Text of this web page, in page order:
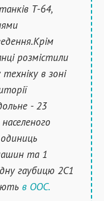
Т-64,
розмістили
в зоні
- 23
та 1
гаубицю 2С1
в ООС.